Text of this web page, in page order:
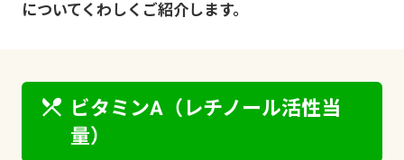
についてくわしくご紹介します。
restaurant_menu ビタミンA（レチノール活性当
量）